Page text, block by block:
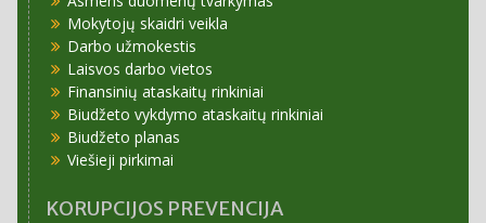
Mokytojų skaidri veikla
Darbo užmokestis
Laisvos darbo vietos
Finansinių ataskaitų rinkiniai
Biudžeto vykdymo ataskaitų rinkiniai
Biudžeto planas
Viešieji pirkimai
KORUPCIJOS PREVENCIJA